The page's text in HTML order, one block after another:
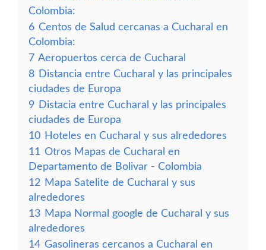
Colombia:
6 Centos de Salud cercanas a Cucharal en
Colombia:
7 Aeropuertos cerca de Cucharal
8 Distancia entre Cucharal y las principales
ciudades de Europa
9 Distacia entre Cucharal y las principales
ciudades de Europa
10 Hoteles en Cucharal y sus alrededores
11 Otros Mapas de Cucharal en
Departamento de Bolivar - Colombia
12 Mapa Satelite de Cucharal y sus
alrededores
13 Mapa Normal google de Cucharal y sus
alrededores
14 Gasolineras cercanos a Cucharal en